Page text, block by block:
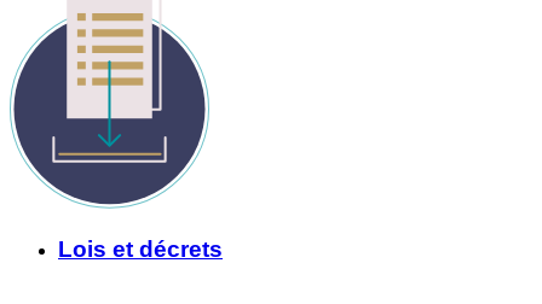
Lois et décrets